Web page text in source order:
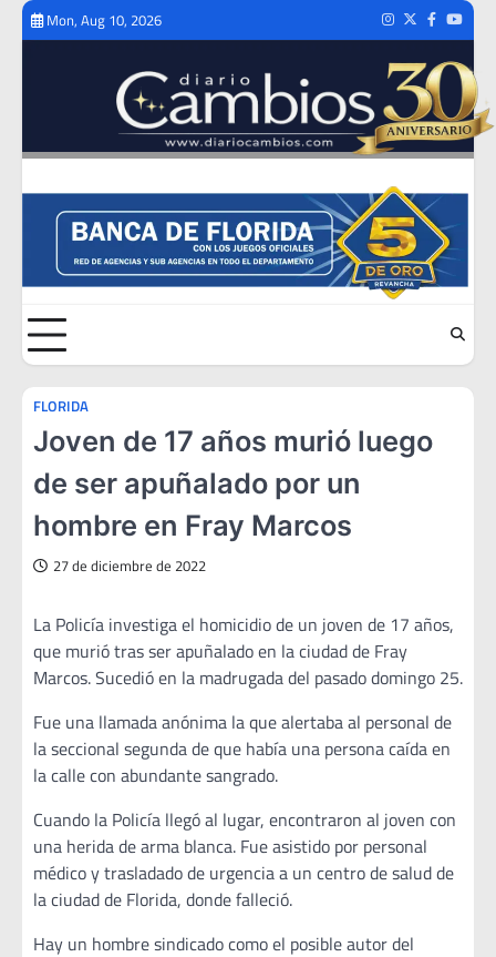
Skip
Mon, Aug 10, 2026 Instagram
TwitterFacebook
FLORIDA
Joven de 17 años murió luego
de ser apuñalado por un
hombre en Fray Marcos
27 de diciembre de 2022
La Policía investiga el homicidio de un joven de 17 años,
que murió tras ser apuñalado en la ciudad de Fray
Marcos. Sucedió en la madrugada del pasado domingo 25.
Fue una llamada anónima la que alertaba al personal de
la seccional segunda de que había una persona caída en
la calle con abundante sangrado.
Cuando la Policía llegó al lugar, encontraron al joven con
una herida de arma blanca. Fue asistido por personal
médico y trasladado de urgencia a un centro de salud de
la ciudad de Florida, donde falleció.
Hay un hombre sindicado como el posible autor del